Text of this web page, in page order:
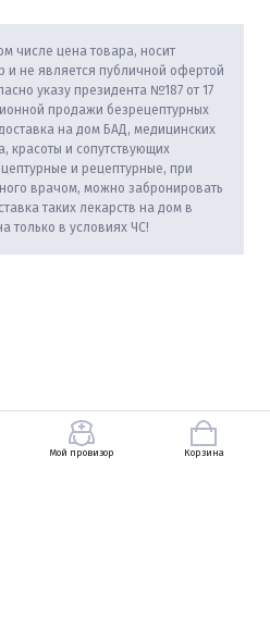
числе цена товара, носит
и не является публичной офертой
указу президента №187 от 17
продажи безрецептурных
на дом БАД, медицинских
красоты и сопутствующих
и рецептурные, при
врачом, можно забронировать
таких лекарств на дом в
только в условиях ЧС!
Мой провизор Корзина